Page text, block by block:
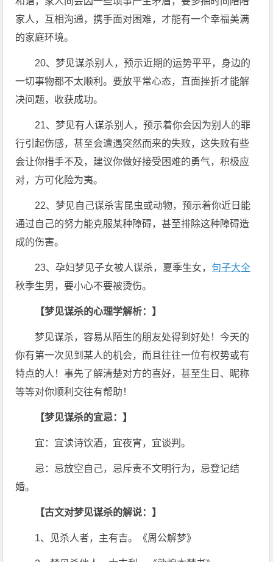
家人，互相沟通，携手面对困难，才能有一个幸福美满
的家庭环境。
20、梦见谋杀别人，预示近期的运势平平，身边的
一切事物都不太顺利。要放平常心态，直面挫折才能解
决问题，收获成功。
21、梦见有人谋杀别人，预示着你会因为别人的罪
行引起伤感，甚至会遭遇突然而来的失败，这失败有些
会让你措手不及，建议你做好接受困难的勇气，积极应
对，方可化险为夷。
22、梦见自己谋杀害昆虫或动物，预示着你近日能
通过自己的努力能克服某种障碍，甚至排除这种障碍造
成的伤害。
23、孕妇梦见子女被人谋杀，夏季生女， 句子大全
秋季生男，要小心不要被烫伤。
【梦见谋杀的心理学解析：】
梦见谋杀，容易从陌生的朋友处得到好处！今天的
你有第一次见到某人的机会，而且往往一位有权势或有
特点的人！事先了解清楚对方的喜好，甚至生日、昵称
等等对你顺利交往有帮助！
【梦见谋杀的宜忌：】
宜：宜读诗饮酒，宜夜宵，宜谈判。
忌：忌放空自己，忌斥责不文明行为，忌登记结
婚。
【古文对梦见谋杀的解说：】
1、见杀人者，主有吉。《周公解梦》